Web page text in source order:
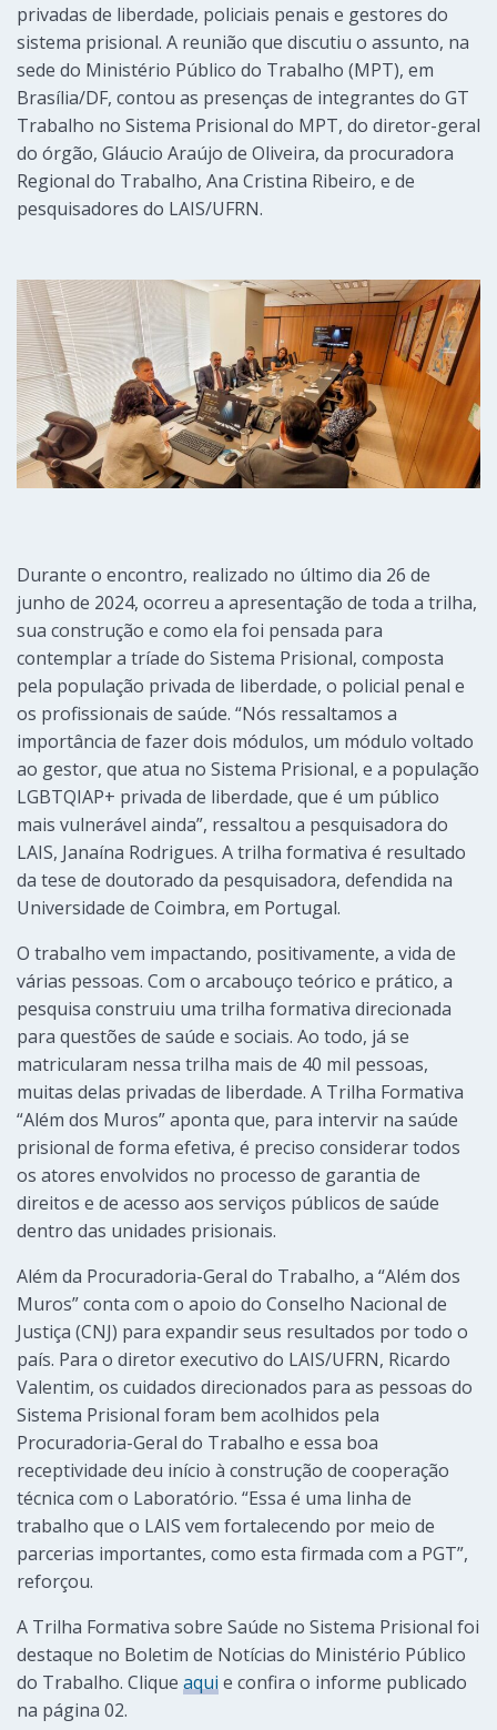
privadas de liberdade, policiais penais e gestores do
sistema prisional. A reunião que discutiu o assunto, na
sede do Ministério Público do Trabalho (MPT), em
Brasília/DF, contou as presenças de integrantes do GT
Trabalho no Sistema Prisional do MPT, do diretor-geral
do órgão, Gláucio Araújo de Oliveira, da procuradora
Regional do Trabalho, Ana Cristina Ribeiro, e de
pesquisadores do LAIS/UFRN.
Durante o encontro, realizado no último dia 26 de
junho de 2024, ocorreu a apresentação de toda a trilha,
sua construção e como ela foi pensada para
contemplar a tríade do Sistema Prisional, composta
pela população privada de liberdade, o policial penal e
os profissionais de saúde. “Nós ressaltamos a
importância de fazer dois módulos, um módulo voltado
ao gestor, que atua no Sistema Prisional, e a população
LGBTQIAP+ privada de liberdade, que é um público
mais vulnerável ainda”, ressaltou a pesquisadora do
LAIS, Janaína Rodrigues. A trilha formativa é resultado
da tese de doutorado da pesquisadora, defendida na
Universidade de Coimbra, em Portugal.
O trabalho vem impactando, positivamente, a vida de
várias pessoas. Com o arcabouço teórico e prático, a
pesquisa construiu uma trilha formativa direcionada
para questões de saúde e sociais. Ao todo, já se
matricularam nessa trilha mais de 40 mil pessoas,
muitas delas privadas de liberdade. A Trilha Formativa
“Além dos Muros” aponta que, para intervir na saúde
prisional de forma efetiva, é preciso considerar todos
os atores envolvidos no processo de garantia de
direitos e de acesso aos serviços públicos de saúde
dentro das unidades prisionais.
Além da Procuradoria-Geral do Trabalho, a “Além dos
Muros” conta com o apoio do Conselho Nacional de
Justiça (CNJ) para expandir seus resultados por todo o
país. Para o diretor executivo do LAIS/UFRN, Ricardo
Valentim, os cuidados direcionados para as pessoas do
Sistema Prisional foram bem acolhidos pela
Procuradoria-Geral do Trabalho e essa boa
receptividade deu início à construção de cooperação
técnica com o Laboratório. “Essa é uma linha de
trabalho que o LAIS vem fortalecendo por meio de
parcerias importantes, como esta firmada com a PGT”,
reforçou.
A Trilha Formativa sobre Saúde no Sistema Prisional foi
destaque no Boletim de Notícias do Ministério Público
do Trabalho. Clique aqui e confira o informe publicado
na página 02.